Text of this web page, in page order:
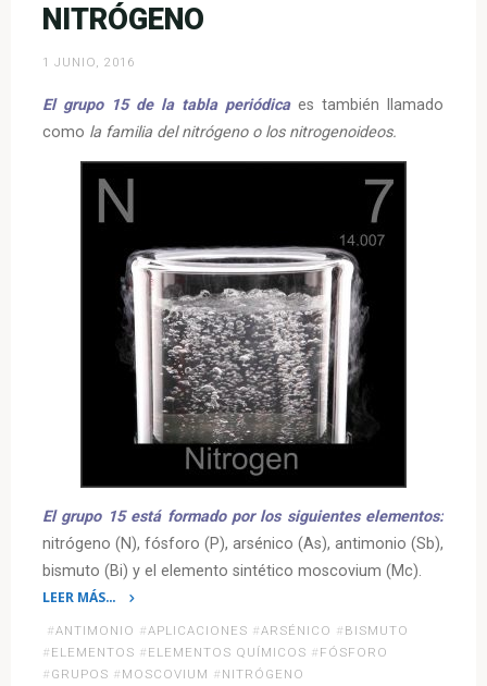
NITRÓGENO
1 JUNIO, 2016
El grupo 15 de la tabla periódica es también llamado
como la familia del nitrógeno o los nitrogenoideos.
El grupo 15 está formado por los siguientes elementos:
nitrógeno (N), fósforo (P), arsénico (As), antimonio (Sb),
bismuto (Bi) y el elemento sintético moscovium (Mc).
LEER MÁS…
«Grupo
15
de
# ANTIMONIO # APLICACIONES # ARSÉNICO # BISMUTO
# ELEMENTOS # ELEMENTOS QUÍMICOS # FÓSFORO
# GRUPOS # MOSCOVIUM # NITRÓGENO